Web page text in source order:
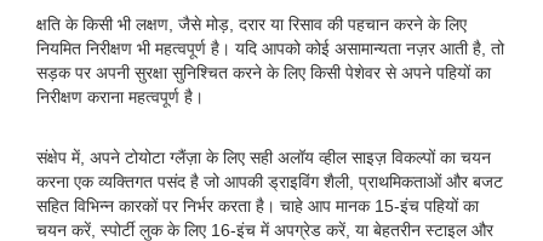
क्षति के किसी भी लक्षण, जैसे मोड़, दरार या रिसाव की पहचान करने के लिए
नियमित निरीक्षण भी महत्वपूर्ण है। यदि आपको कोई असामान्यता नज़र आती है, तो
सड़क पर अपनी सुरक्षा सुनिश्चित करने के लिए किसी पेशेवर से अपने पहियों का
निरीक्षण कराना महत्वपूर्ण है।
संक्षेप में, अपने टोयोटा ग्लैंज़ा के लिए सही अलॉय व्हील साइज़ विकल्पों का चयन
करना एक व्यक्तिगत पसंद है जो आपकी ड्राइविंग शैली, प्राथमिकताओं और बजट
सहित विभिन्न कारकों पर निर्भर करता है। चाहे आप मानक 15-इंच पहियों का
चयन करें, स्पोर्टी लुक के लिए 16-इंच में अपग्रेड करें, या बेहतरीन स्टाइल और